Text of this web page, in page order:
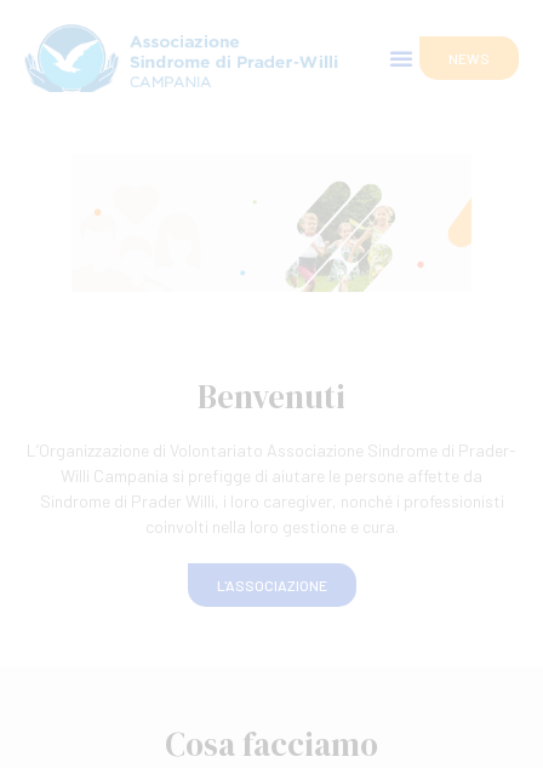
NEWS
Benvenuti
L’Organizzazione di Volontariato Associazione Sindrome di Prader-
Willi Campania si prefigge di aiutare le persone affette da
Sindrome di Prader Willi, i loro caregiver, nonché i professionisti
coinvolti nella loro gestione e cura.
L'ASSOCIAZIONE
Cosa facciamo